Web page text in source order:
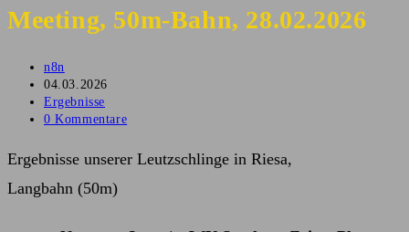
Meeting, 50m-Bahn, 28.02.2026
Beitrags-
Autor:
n8n
Beitrag
veröffentlicht:
04.03.2026
Beitrags-
Kategorie:
Ergebnisse
Beitrags-
0 Kommentare
Ergebnisse unserer Leutzschlinge in Riesa,
Langbahn (50m)